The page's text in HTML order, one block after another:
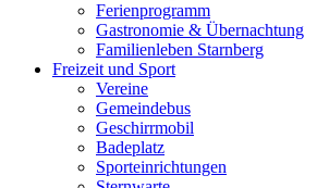
Ferienprogramm
Gastronomie & Übernachtung
Familienleben Starnberg
Freizeit und Sport
Vereine
Gemeindebus
Geschirrmobil
Badeplatz
Sporteinrichtungen